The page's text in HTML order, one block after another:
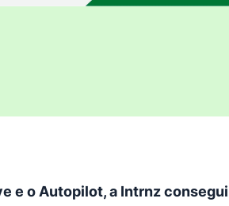
e o Autopilot, a Intrnz